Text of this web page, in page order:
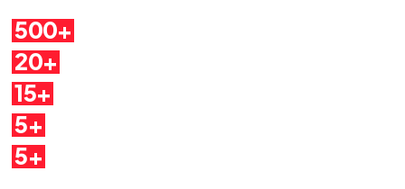
500+
20+
15+
5+
5+